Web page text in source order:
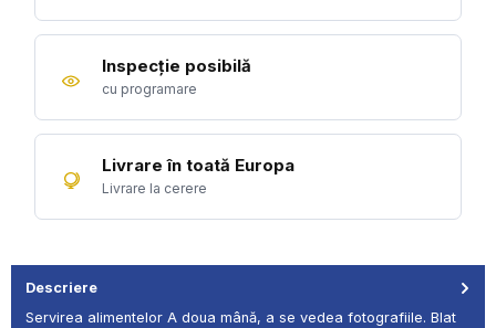
Inspecție posibilă
cu programare
Livrare în toată Europa
Livrare la cerere
Descriere
Servirea alimentelor A doua mână, a se vedea fotografiile. Blat